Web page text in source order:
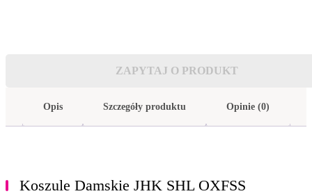
ZAPYTAJ O PRODUKT
Opis Szczegóły produktu Opinie (0)
Koszule Damskie JHK SHL OXFSS